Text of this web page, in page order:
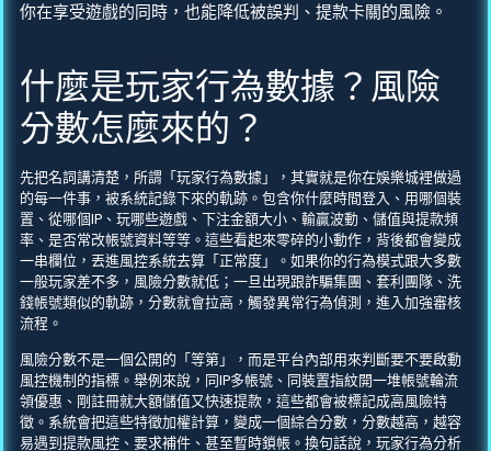
你在享受遊戲的同時，也能降低被誤判、提款卡關的風險。
什麼是玩家行為數據？風險
分數怎麼來的？
先把名詞講清楚，所謂「玩家行為數據」，其實就是你在娛樂城裡做過
的每一件事，被系統記錄下來的軌跡。包含你什麼時間登入、用哪個裝
置、從哪個IP、玩哪些遊戲、下注金額大小、輸贏波動、儲值與提款頻
率、是否常改帳號資料等等。這些看起來零碎的小動作，背後都會變成
一串欄位，丟進風控系統去算「正常度」。如果你的行為模式跟大多數
一般玩家差不多，風險分數就低；一旦出現跟詐騙集團、套利團隊、洗
錢帳號類似的軌跡，分數就會拉高，觸發異常行為偵測，進入加強審核
流程。
風險分數不是一個公開的「等第」，而是平台內部用來判斷要不要啟動
風控機制的指標。舉例來說，同IP多帳號、同裝置指紋開一堆帳號輪流
領優惠、剛註冊就大額儲值又快速提款，這些都會被標記成高風險特
徵。系統會把這些特徵加權計算，變成一個綜合分數，分數越高，越容
易遇到提款風控、要求補件、甚至暫時鎖帳。換句話說，玩家行為分析